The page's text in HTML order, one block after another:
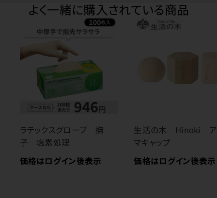
よく一緒に購入されている商品
ラテックスグローブ 撫
子 塩素処理
価格はログイン後表示
生活の木 Hinoki
マキャップ
価格はログイン後表示